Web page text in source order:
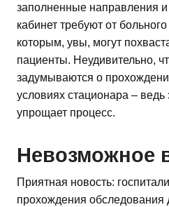
заполненные направления
кабинет требуют от
которым, увы, могут
пациенты. Неудивительно,
задумываются о
условиях стационара – ведь
упрощает процесс.
Невозможное
Приятная новость:
прохождения обследования